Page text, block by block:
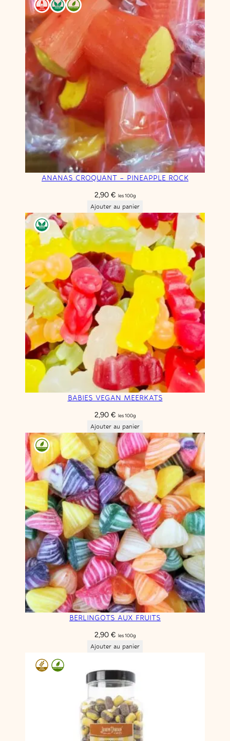
ANANAS CROQUANT – PINEAPPLE ROCK
2,90 € les 100g
Ajouter au panier
BABIES VEGAN MEERKATS
2,90 € les 100g
Ajouter au panier
BERLINGOTS AUX FRUITS
2,90 € les 100g
Ajouter au panier